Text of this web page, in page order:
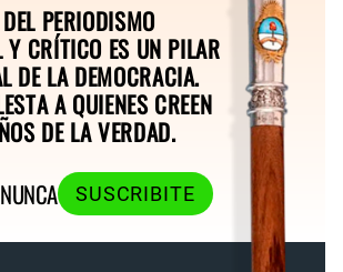
PERIODISMO
Y CRÍTICO ES UN PILAR
DE LA DEMOCRACIA.
A QUIENES CREEN
DE LA VERDAD.
SUSCRIBITE